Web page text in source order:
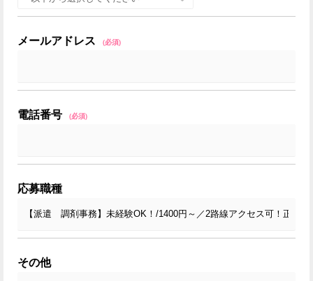
メールアドレス (必須)
電話番号 (必須)
応募職種
その他